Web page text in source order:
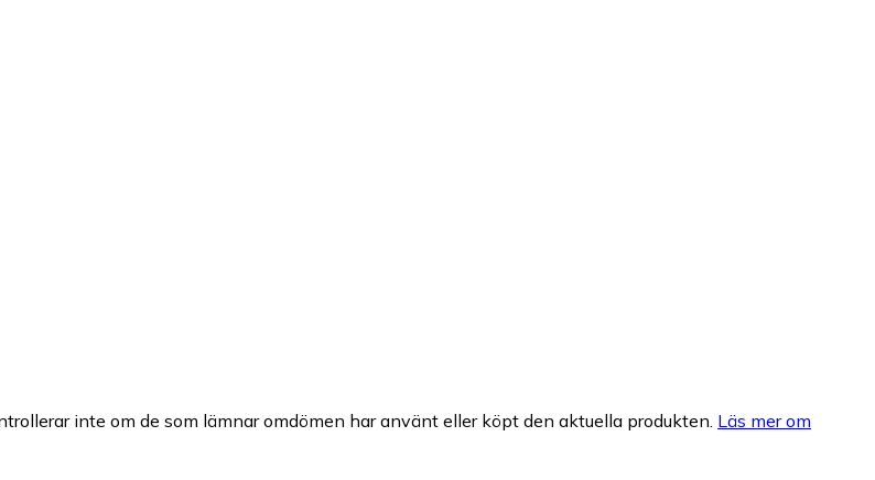
inte om de som lämnar omdömen har använt eller köpt den aktuella produkten. Läs mer om